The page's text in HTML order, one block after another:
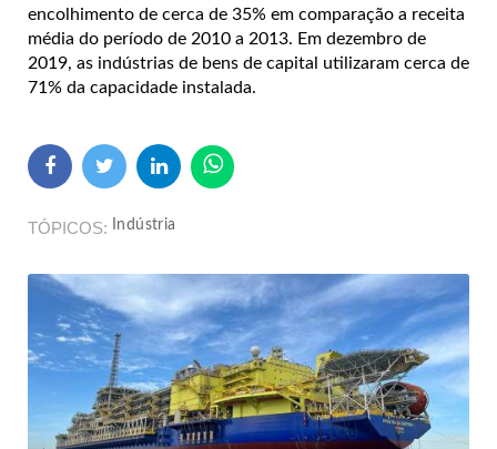
encolhimento de cerca de 35% em comparação a receita
média do período de 2010 a 2013. Em dezembro de
2019, as indústrias de bens de capital utilizaram cerca de
71% da capacidade instalada.
TÓPICOS Indústria